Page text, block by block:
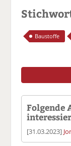
Baustoffe
Folgende
[31.03.2023]